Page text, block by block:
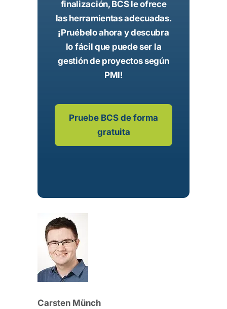
finalización, BCS le ofrece
las herramientas adecuadas.
¡Pruébelo ahora y descubra
lo fácil que puede ser la
gestión de proyectos según
PMI!
Pruebe BCS de forma
gratuita
Carsten Münch